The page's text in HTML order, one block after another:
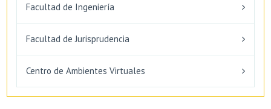
Facultad de Ingeniería
Facultad de Jurisprudencia
Centro de Ambientes Virtuales